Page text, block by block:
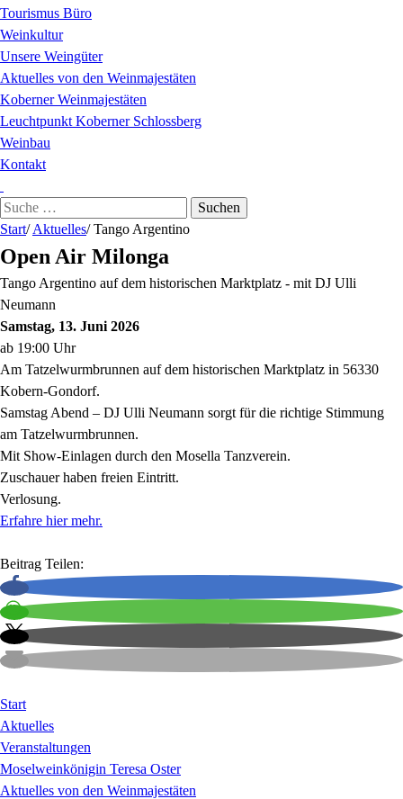
Tourismus Büro
Weinkultur
Unsere Weingüter
Aktuelles von den Weinmajestäten
Koberner Weinmajestäten
Leuchtpunkt Koberner Schlossberg
Weinbau
Kontakt
Suchen
nach:
Start/ Aktuelles/ Tango Argentino
Open Air Milonga
Tango Argentino auf dem historischen Marktplatz - mit DJ Ulli
Neumann
Samstag, 13. Juni 2026
ab 19:00 Uhr
Am Tatzelwurmbrunnen auf dem historischen Marktplatz in 56330
Kobern-Gondorf.
Samstag Abend – DJ Ulli Neumann sorgt für die richtige Stimmung
am Tatzelwurmbrunnen.
Mit Show-Einlagen durch den Mosella Tanzverein.
Zuschauer haben freien Eintritt.
Verlosung.
Erfahre hier mehr.
Beitrag Teilen:
Start
Aktuelles
Veranstaltungen
Moselweinkönigin Teresa Oster
Aktuelles von den Weinmajestäten